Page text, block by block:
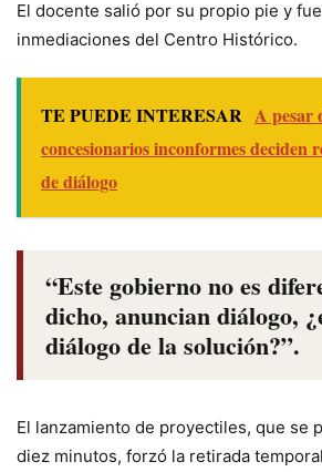
El docente salió por su propio pie y
inmediaciones del Centro Histórico.
TE PUEDE INTERESAR A pesar
concesionarios inconformes deciden
de diálogo
“Este gobierno no es
dicho, anuncian diálogo,
diálogo de la solución?”.
El lanzamiento de proyectiles, que se
diez minutos, forzó la retirada